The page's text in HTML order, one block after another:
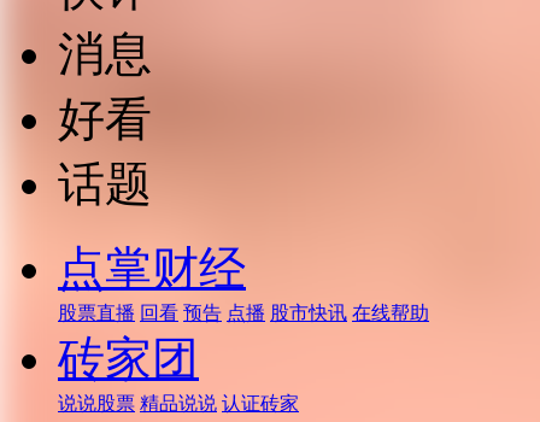
消息
好看
话题
点掌财经
股票直播 回看 预告 点播 股市快讯 在线帮助
砖家团
说说股票 精品说说 认证砖家